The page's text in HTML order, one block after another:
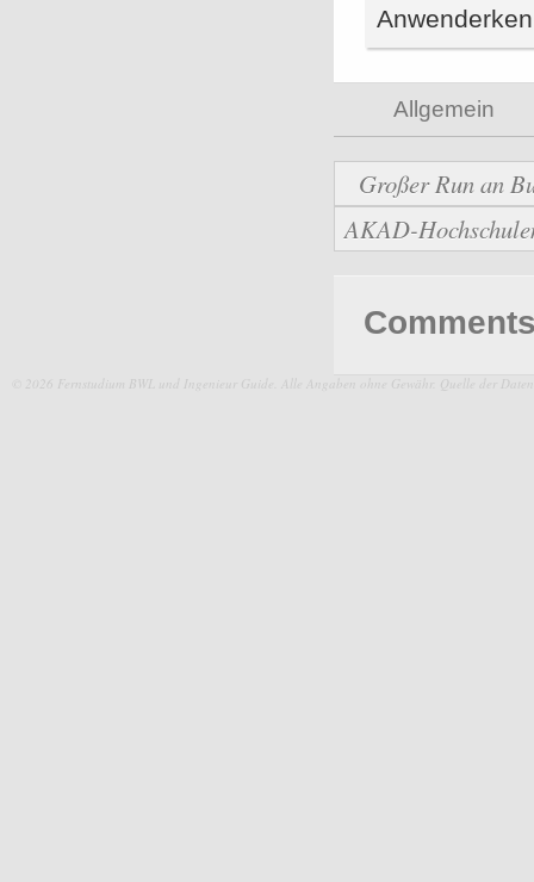
Allgemein
Großer Run an
AKAD-
© 2026 Fernstudium BWL und Ingenieur Guide. Alle Angaben ohne Gewähr. Quelle der